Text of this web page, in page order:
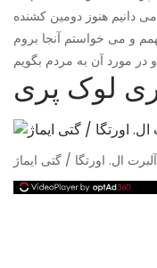
هنوز دومین کشنده
و می خواستم آنجا بروم
لوک پری
ال. اورتگا / گتی ایماژ